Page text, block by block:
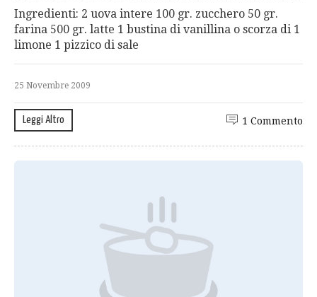
Ingredienti: 2 uova intere 100 gr. zucchero 50 gr.
farina 500 gr. latte 1 bustina di vanillina o scorza di 1
limone 1 pizzico di sale
25 Novembre 2009
Leggi Altro 1 Commento